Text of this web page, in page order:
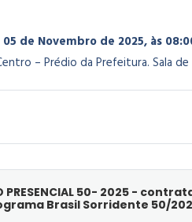
05 de Novembro de 2025, às
– Prédio da Prefeitura. Sala
PRESENCIAL 50- 2025 -
Brasil Sorridente 50/